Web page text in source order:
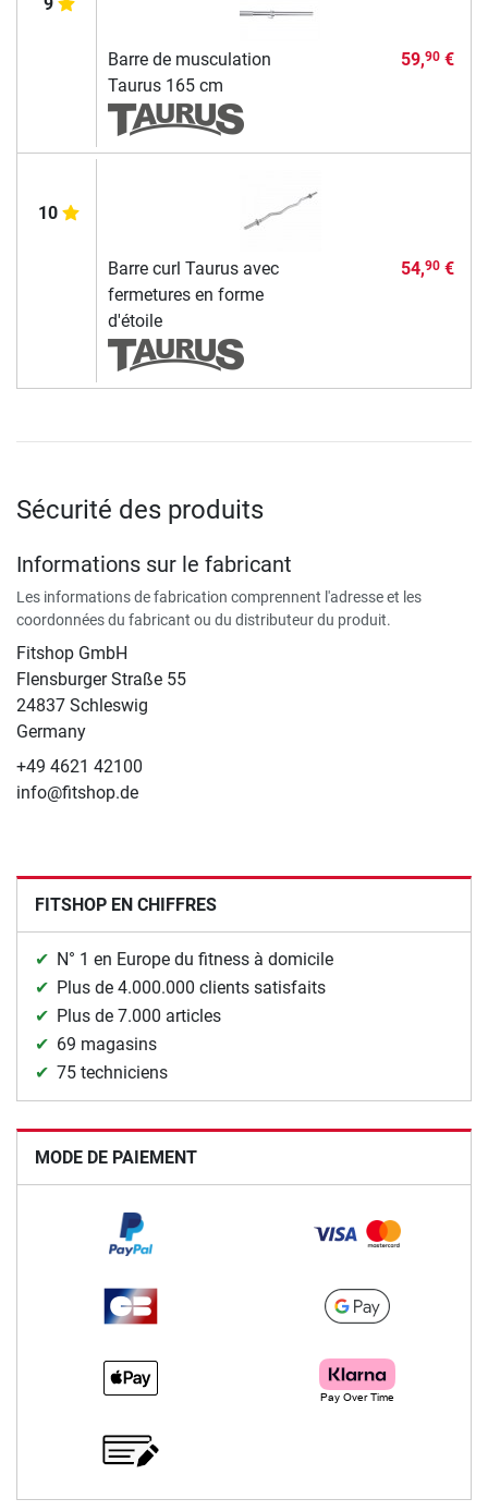
Barre de musculation
Taurus 165 cm
59,90€
10
Barre curl Taurus avec
fermetures en forme
d'étoile
54,90€
Sécurité des produits
Informations sur le fabricant
Les informations de fabrication comprennent l'adresse et les
coordonnées du fabricant ou du distributeur du produit.
Fitshop GmbH
Flensburger Straße 55
24837 Schleswig
Germany
+49 4621 42100
info@fitshop.de
FITSHOP EN CHIFFRES
N° 1 en Europe du fitness à domicile
Plus de 4.000.000 clients satisfaits
Plus de 7.000 articles
69 magasins
75 techniciens
MODE DE PAIEMENT